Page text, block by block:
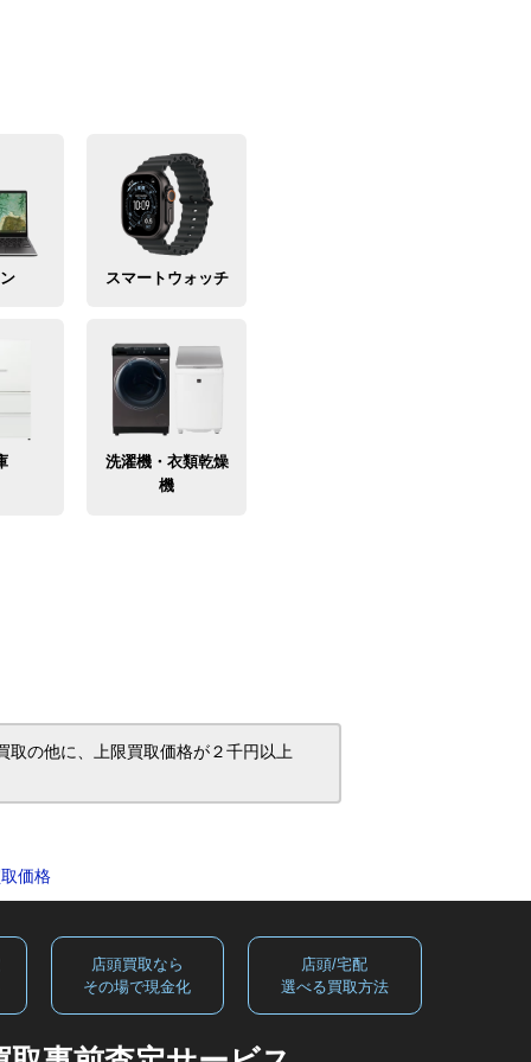
スマートウォッチ
洗濯機・衣類乾燥
機
取の他に、上限買取価格が２千円以上
価格
店頭買取なら
その場で現金化
店頭/宅配
選べる買取方法